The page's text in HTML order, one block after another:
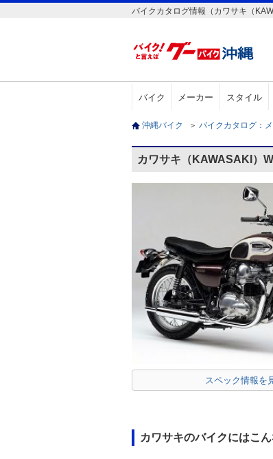
バイクカタログ情報（カワサキ（
バイク メーカー スタイル
沖縄バイク ＞ バイクカタログ：
カワサキ（KAWASAKI）
スペック情報を
カワサキのバイクにはこ